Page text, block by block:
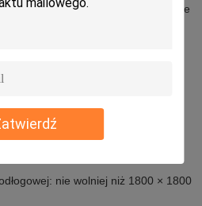
1200 × 1200 mm, grubość nie
płyta i podłoga są względem
mocowania: nie mniej niż W2000 ×
nie wolniej niż 1800 × 1800